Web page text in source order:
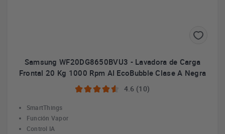
Samsung WF20DG8650BVU3 - Lavadora de Carga
Frontal 20 Kg 1000 Rpm AI EcoBubble Clase A Negra
4.6 (10)
SmartThings
Función Vapor
Control IA